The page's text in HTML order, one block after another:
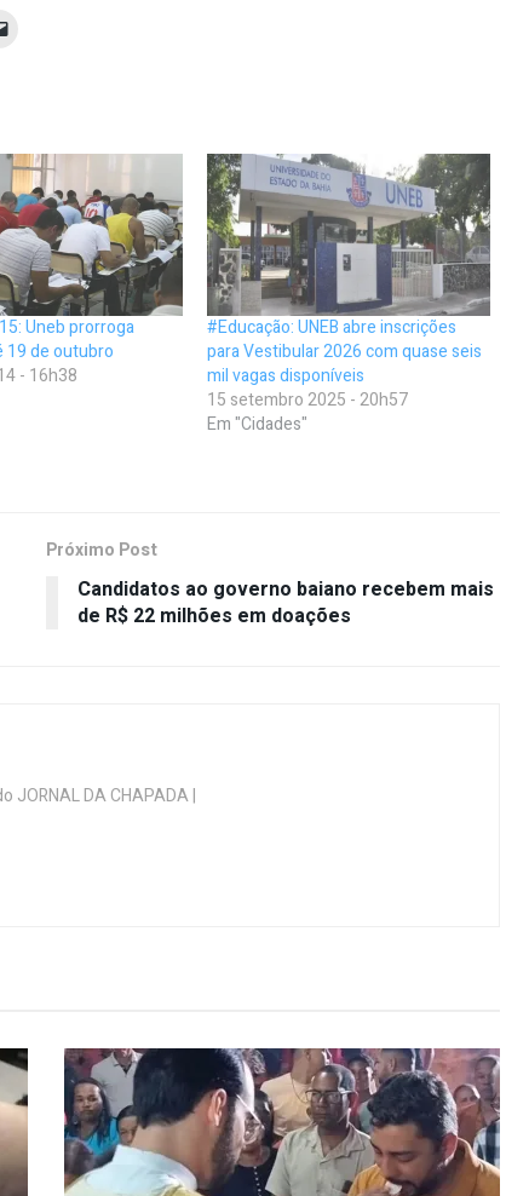
Uneb prorroga
19 de outubro
- 16h38
#Educação: UNEB abre inscrições
para Vestibular 2026 com quase seis
mil vagas disponíveis
15 setembro 2025 - 20h57
Em "Cidades"
Próximo Post
Candidatos ao governo baiano recebem mais
de R$ 22 milhões em doações
JORNAL DA CHAPADA |